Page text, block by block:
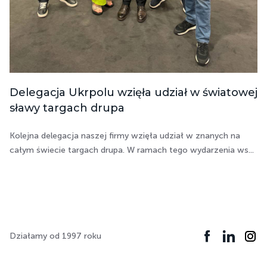
Delegacja Ukrpolu wzięła udział w światowej
sławy targach drupa
Kolejna delegacja naszej firmy wzięła udział w znanych na
całym świecie targach drupa. W ramach tego wydarzenia ws...
Działamy od 1997 roku